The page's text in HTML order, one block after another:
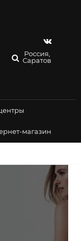
Россия,
Саратов
магазин